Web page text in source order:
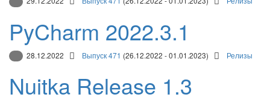
PyCharm 2022.3.1
28.12.2022 Выпуск 471 (26.12.2022 - 01.01.2023) Релизы
Nuitka Release 1.3